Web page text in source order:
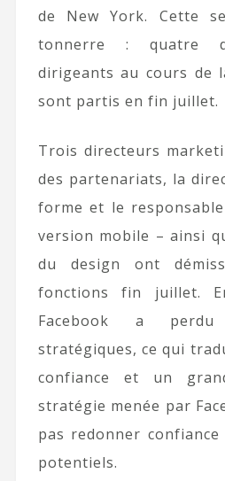
de New York. Cette
tonnerre : quatre
dirigeants au cours de
sont partis en fin juillet.
Trois directeurs
des partenariats, la
forme et le
version mobile – ainsi
du design ont
fonctions fin juillet.
Facebook a
stratégiques, ce qui
confiance et un
stratégie menée par
pas redonner
potentiels.